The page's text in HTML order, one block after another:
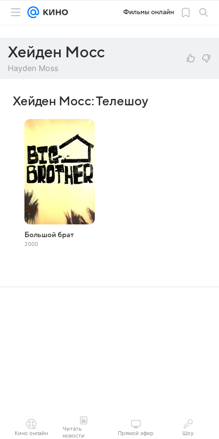
Фильмы онлайн
Хейден Мосс
Hayden Moss
Хейден Мосс: Телешоу
Большой брат
2000
Кино онлайн
Читать
новости
Прямой эфир Шоу